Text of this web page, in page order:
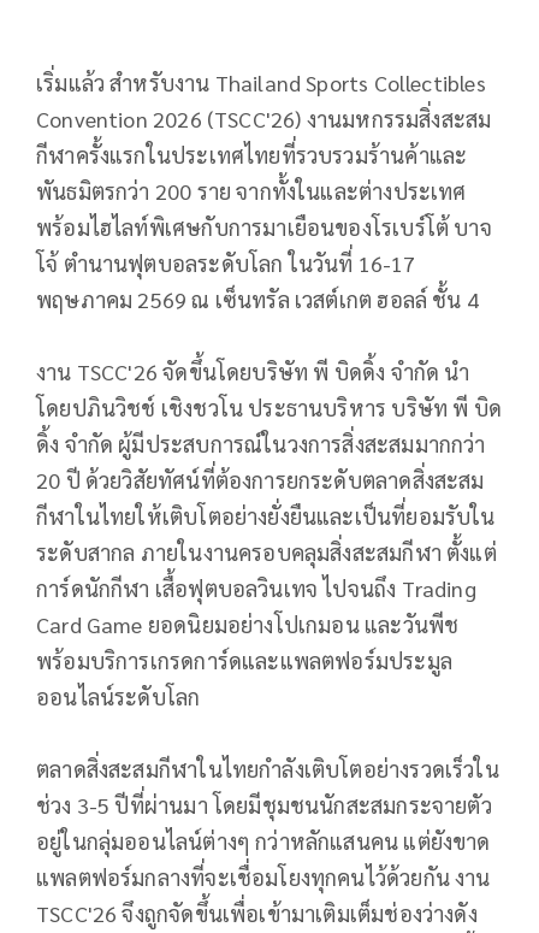
เริ่มแล้ว สำหรับงาน Thailand Sports Collectibles
Convention 2026 (TSCC'26) งานมหกรรมสิ่งสะสม
กีฬาครั้งแรกในประเทศไทยที่รวบรวมร้านค้าและ
พันธมิตรกว่า 200 ราย จากทั้งในและต่างประเทศ
พร้อมไฮไลท์พิเศษกับการมาเยือนของโรเบร์โต้ บาจ
โจ้ ตำนานฟุตบอลระดับโลก ในวันที่ 16-17
พฤษภาคม 2569 ณ เซ็นทรัล เวสต์เกต ฮอลล์ ชั้น 4
งาน TSCC'26 จัดขึ้นโดยบริษัท พี บิดดิ้ง จำกัด นำ
โดยปภินวิชช์ เชิงชวโน ประธานบริหาร บริษัท พี บิด
ดิ้ง จำกัด ผู้มีประสบการณ์ในวงการสิ่งสะสมมากกว่า
20 ปี ด้วยวิสัยทัศน์ที่ต้องการยกระดับตลาดสิ่งสะสม
กีฬาในไทยให้เติบโตอย่างยั่งยืนและเป็นที่ยอมรับใน
ระดับสากล ภายในงานครอบคลุมสิ่งสะสมกีฬา ตั้งแต่
การ์ดนักกีฬา เสื้อฟุตบอลวินเทจ ไปจนถึง Trading
Card Game ยอดนิยมอย่างโปเกมอน และวันพีช
พร้อมบริการเกรดการ์ดและแพลตฟอร์มประมูล
ออนไลน์ระดับโลก
ตลาดสิ่งสะสมกีฬาในไทยกำลังเติบโตอย่างรวดเร็วใน
ช่วง 3-5 ปีที่ผ่านมา โดยมีชุมชนนักสะสมกระจายตัว
อยู่ในกลุ่มออนไลน์ต่างๆ กว่าหลักแสนคน แต่ยังขาด
แพลตฟอร์มกลางที่จะเชื่อมโยงทุกคนไว้ด้วยกัน งาน
TSCC'26 จึงถูกจัดขึ้นเพื่อเข้ามาเติมเต็มช่องว่างดัง